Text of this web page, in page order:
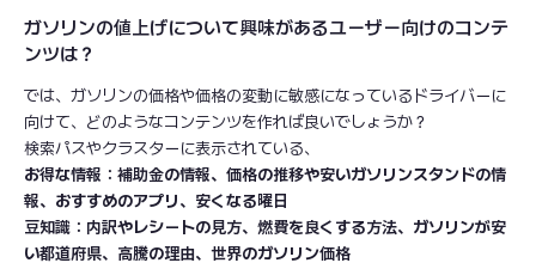
ガソリンの値上げについて興味があるユーザー向けのコンテ
ンツは？
では、ガソリンの価格や価格の変動に敏感になっているドライバーに
向けて、どのようなコンテンツを作れば良いでしょうか？
検索パスやクラスターに表示されている、
お得な情報：補助金の情報、価格の推移や安いガソリンスタンドの情
報、おすすめのアプリ、安くなる曜日
豆知識：内訳やレシートの見方、燃費を良くする方法、ガソリンが安
い都道府県、高騰の理由、世界のガソリン価格